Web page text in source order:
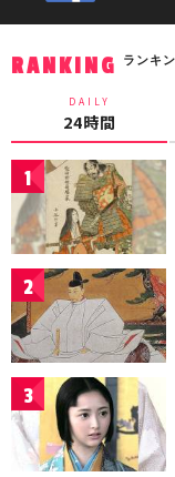
RANKING ランキ
DAILY
24時間
1
2
3